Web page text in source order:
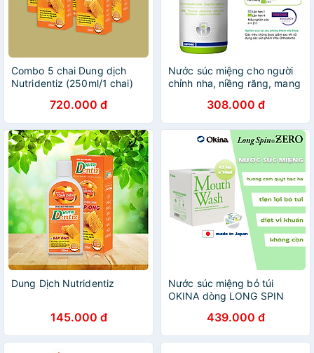
Combo 5 chai Dung dịch
Nutridentiz (250ml/1 chai)
720.000 đ
Nước súc miệng cho người
chỉnh nha, niềng răng, mang
Orthodontic 500ml - Nhập
Khẩu Tây Ban Nha
308.000 đ
Dung Dịch Nutridentiz
145.000 đ
Nước súc miệng bỏ túi
OKINA dòng LONG SPIN
Quýt Bạc Hà không cồn –
Hộp 42 hũ x 14ml
439.000 đ